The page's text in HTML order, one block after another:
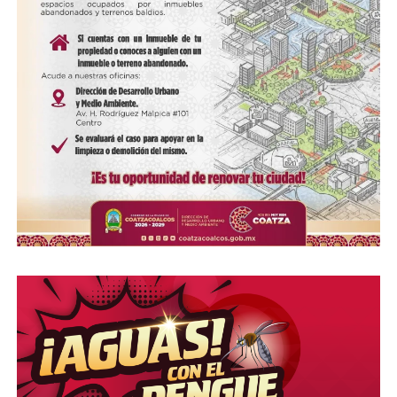
Me gusta esto:
COMPARTE ESTA INFORMACIÓN